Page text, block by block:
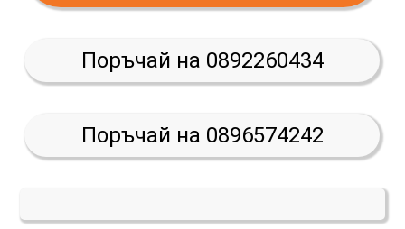
Поръчай на 0892260434
Поръчай на 0896574242